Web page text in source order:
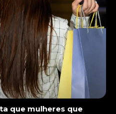
que mulheres que